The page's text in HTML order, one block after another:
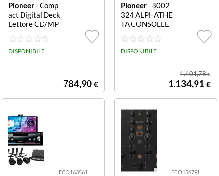
Pioneer- Comp
act Digital Deck
Lettore CD/MP
3 USB PIONEE
R CONSOLLE X
DJ-700/SYXDJ
DISPONIBILE
784,90 €
Pioneer- 8002
324 ALPHATHE
TA CONSOLLE
XDJ ANAlphaTh
eta XDJ-AN All i
n One
DISPONIBILE
1.401,78€
1.134,91 €
ECO163561 ECO156791